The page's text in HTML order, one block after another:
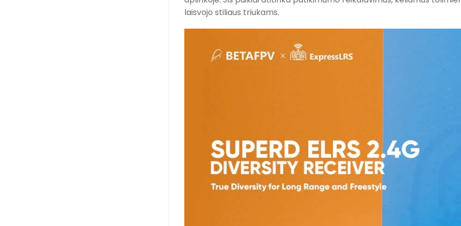
laisvojo stiliaus triukams.